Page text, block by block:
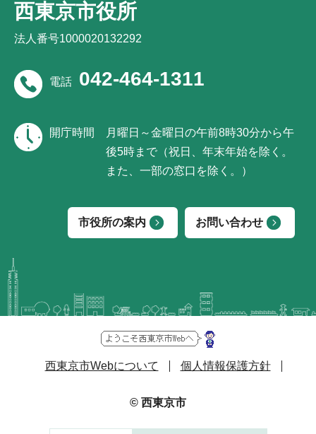
西東京市役所
法人番号1000020132292
電話 042-464-1311
開庁時間
月曜日～金曜日の午前8時30分から午
後5時まで（祝日、年末年始を除く。
また、一部の窓口を除く。）
市役所の案内 お問い合わせ
西東京市Webについて 個人情報保護方針
© 西東京市